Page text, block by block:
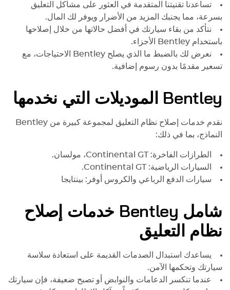
تساعدنا تقنيتنا المتقدمة في العثور على مشاكل التعليق
بسرعة، مما يجنبك المزيد من الأضرار ويوفر لك المال.
نتأكد من بقاء سيارتك في أفضل حالاتها من خلال إصلاحها
باستخدام Bentley
الأجزاء.
نعرض لك بالضبط ما الذي يصلح Bentley
الاحتياجات، مع
تسعير مقدمًا بدون رسوم إضافية.
Bentley الموديلات التي نخدمها
نقدم خدمات إصلاح نظام التعليق لمجموعة كبيرة من Bentley
النماذج، بما في ذلك:
الطرازات الفاخرة: Continental GT، مولسان.
السيارات الرياضية: Continental GT.
سيارات الدفع الرباعي والكروس أوفر: بينتايجا
شامل Bentley خدمات إصلاح
نظام التعليق
يساعدك استبدال الصدمات القديمة على استعادة سلاسة
سيارتك وتحكمها الآمن.
عندما تنكسر الدعامات والنوابض أو تصبح ضعيفة، فإن سيارتك